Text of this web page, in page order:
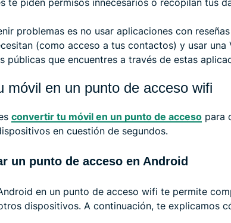
problemas es no usar aplicaciones con
(como acceso a tus contactos) y usar una
públicas que encuentres a través de estas
móvil en un punto de acceso wifi
convertir tu móvil en un punto de acceso para
en cuestión de segundos.
un punto de acceso en Android
en un punto de acceso wifi te permite
dispositivos. A continuación, te explicamos